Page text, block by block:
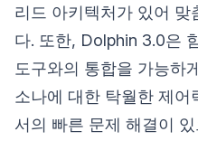
리드 아키텍처가 있어
다. 또한, Dolphin 3.0은
도구와의 통합을 가능하
소나에 대한 탁월한 제어
서의 빠른 문제 해결이